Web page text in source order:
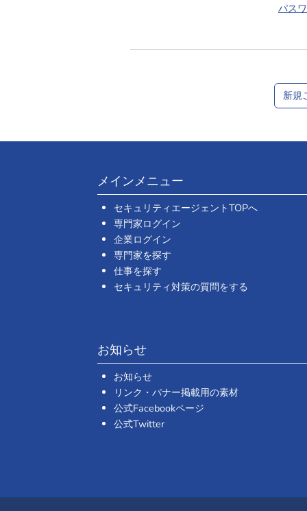
パス
新規
メインメニュー
セキュリティエージェントTOPへ
専門家ログイン
企業ログイン
専門家を探す
仕事を探す
セキュリティ対策の質問をする
お知らせ
お知らせ
リンク・バナー掲載用の素材
公式Facebookページ
公式Twitter